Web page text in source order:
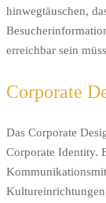
hinwegtäuschen,
erreichbar sein
Corporate
Das Corporate
Corporate Identity.